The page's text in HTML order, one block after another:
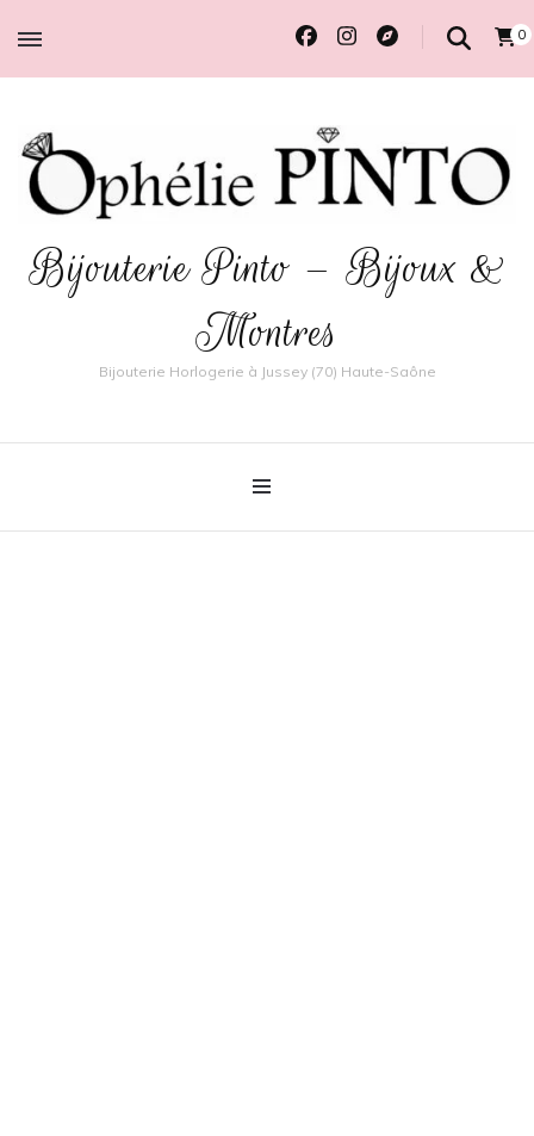
0
Bijouterie Pinto – Bijoux &
Montres
Bijouterie Horlogerie à Jussey (70) Haute-Saône